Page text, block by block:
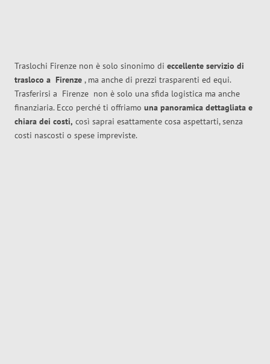
Traslochi Firenze non è solo sinonimo di eccellente servizio di
trasloco a Firenze , ma anche di prezzi trasparenti ed equi.
Trasferirsi a Firenze non è solo una sfida logistica ma anche
finanziaria. Ecco perché ti offriamo una panoramica dettagliata e
chiara dei costi, così saprai esattamente cosa aspettarti, senza
costi nascosti o spese impreviste.